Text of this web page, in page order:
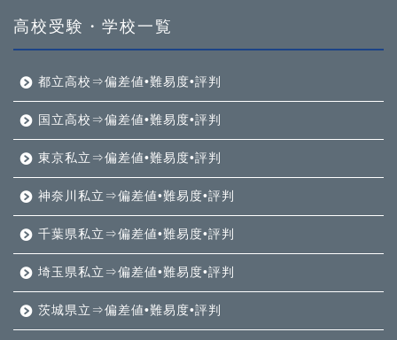
高校受験・学校一覧
都立高校⇒偏差値•難易度•評判
国立高校⇒偏差値•難易度•評判
東京私立⇒偏差値•難易度•評判
神奈川私立⇒偏差値•難易度•評判
千葉県私立⇒偏差値•難易度•評判
埼玉県私立⇒偏差値•難易度•評判
茨城県立⇒偏差値•難易度•評判